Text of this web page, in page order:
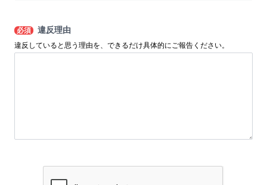
必須 違反理由
違反していると思う理由を、できるだけ具体的にご報告ください。